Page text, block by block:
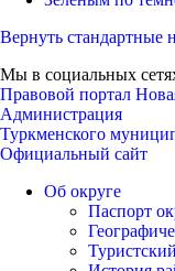
Вернуть стандартные
Мы в социальных
Правовой портал
Администрация
Туркменского
Официальный сайт
Об округе
Паспорт